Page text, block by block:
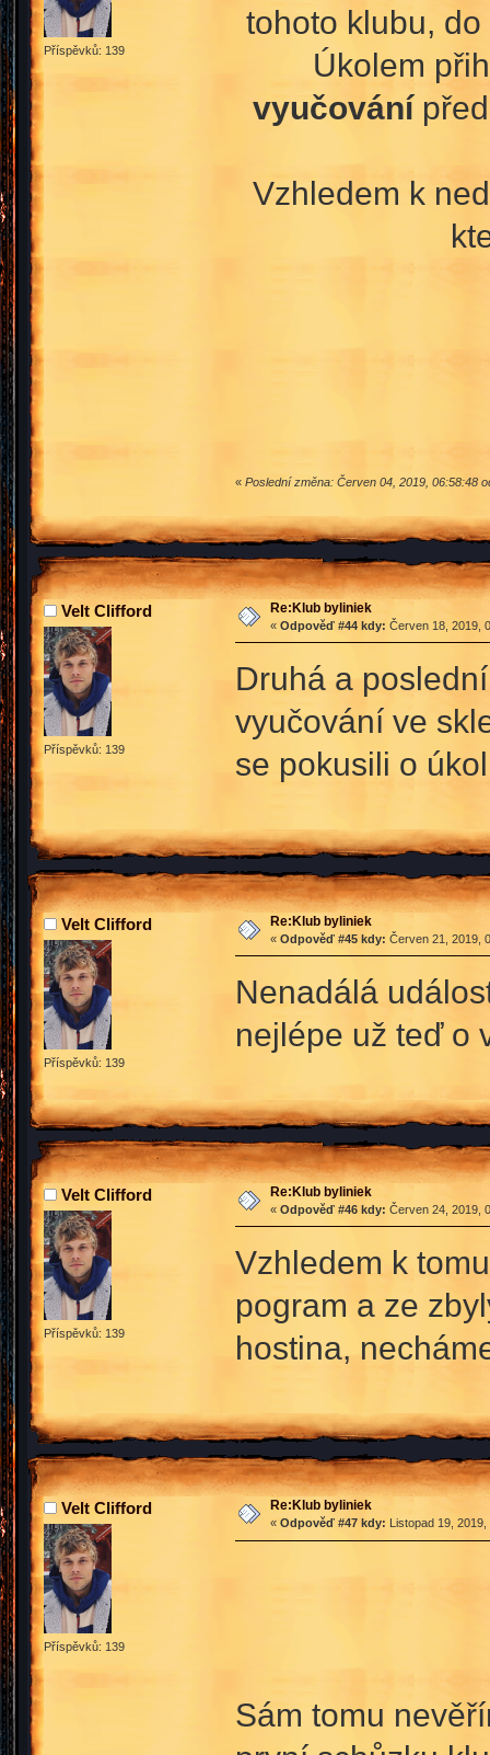
Příspěvků: 139
tohoto klubu,
Úkolem
vyučování
Vzhledem k
« Poslední změna: Červen 04, 2019, 06:58:48
Velt Clifford
Příspěvků: 139
Re:Klub byliniek
« Odpověď #44 kdy: Červen 18, 2019,
Druhá a
vyučování ve
se pokusili o
Velt Clifford
Příspěvků: 139
Re:Klub byliniek
« Odpověď #45 kdy: Červen 21, 2019,
Nenadálá
nejlépe už teď o
Velt Clifford
Příspěvků: 139
Re:Klub byliniek
« Odpověď #46 kdy: Červen 24, 2019,
Vzhledem k
pogram a ze
hostina,
Velt Clifford
Příspěvků: 139
Re:Klub byliniek
« Odpověď #47 kdy: Listopad 19,
Sám tomu